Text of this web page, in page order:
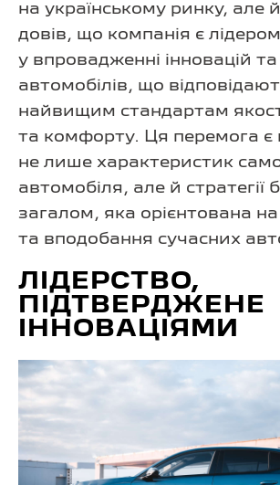
на українському ринку, але
довів, що компанія є лідером
у впровадженні інновацій та
автомобілів, що
найвищим стандартам
та комфорту. Ця перемога є
не лише характеристик
автомобіля, але й стратегії
загалом, яка орієнтована
та вподобання сучасних
ЛІДЕРСТВО,
ПІДТВЕРДЖЕНЕ
ІННОВАЦІЯМИ